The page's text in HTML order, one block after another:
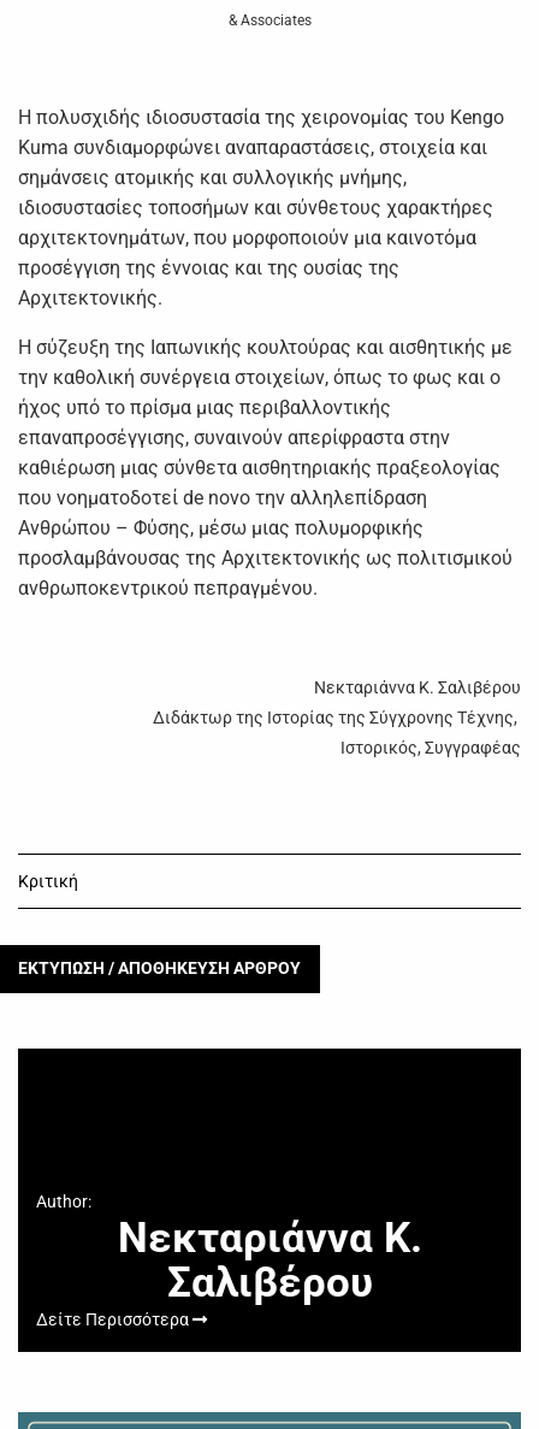
& Associates
Η πολυσχιδής ιδιοσυστασία της χειρονομίας του Kengo
Kuma συνδιαμορφώνει αναπαραστάσεις, στοιχεία και
σημάνσεις ατομικής και συλλογικής μνήμης,
ιδιοσυστασίες τοποσήμων και σύνθετους χαρακτήρες
αρχιτεκτονημάτων, που μορφοποιούν μια καινοτόμα
προσέγγιση της έννοιας και της ουσίας της
Αρχιτεκτονικής.
Η σύζευξη της Ιαπωνικής κουλτούρας και αισθητικής με
την καθολική συνέργεια στοιχείων, όπως το φως και ο
ήχος υπό το πρίσμα μιας περιβαλλοντικής
επαναπροσέγγισης, συναινούν απερίφραστα στην
καθιέρωση μιας σύνθετα αισθητηριακής πραξεολογίας
που νοηματοδοτεί de novo την αλληλεπίδραση
Ανθρώπου – Φύσης, μέσω μιας πολυμορφικής
προσλαμβάνουσας της Αρχιτεκτονικής ως πολιτισμικού
ανθρωποκεντρικού πεπραγμένου.
Νεκταριάννα Κ. Σαλιβέρου
Διδάκτωρ της Ιστορίας της Σύγχρονης Τέχνης,
Ιστορικός, Συγγραφέας
Κριτική
ΕΚΤΥΠΩΣΗ / ΑΠΟΘΗΚΕΥΣΗ ΑΡΘΡΟΥ
Author:
Νεκταριάννα Κ.
Σαλιβέρου
Δείτε Περισσότερα